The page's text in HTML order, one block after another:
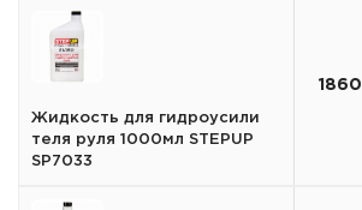
Жидкость для гидроусили
теля руля 1000мл STEPUP
SP7033